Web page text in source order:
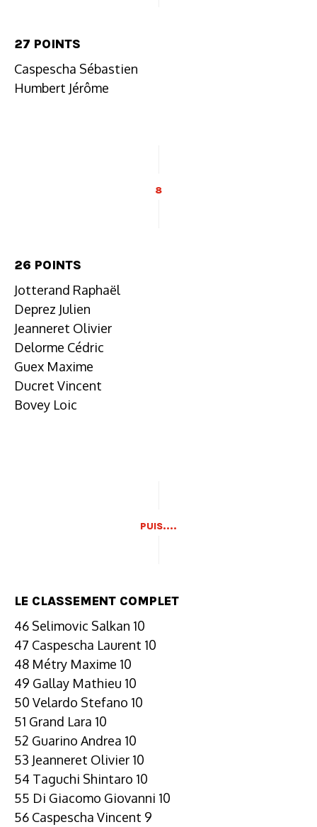
27 POINTS
Caspescha Sébastien
Humbert Jérôme
8
26 POINTS
Jotterand Raphaël
Deprez Julien
Jeanneret Olivier
Delorme Cédric
Guex Maxime
Ducret Vincent
Bovey Loic
PUIS....
LE CLASSEMENT COMPLET
46 Selimovic Salkan 10
47 Caspescha Laurent 10
48 Métry Maxime 10
49 Gallay Mathieu 10
50 Velardo Stefano 10
51 Grand Lara 10
52 Guarino Andrea 10
53 Jeanneret Olivier 10
54 Taguchi Shintaro 10
55 Di Giacomo Giovanni 10
56 Caspescha Vincent 9